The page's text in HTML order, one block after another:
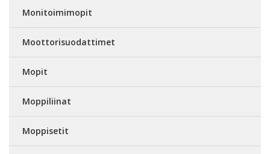
Monitoimimopit
Moottorisuodattimet
Mopit
Moppiliinat
Moppisetit